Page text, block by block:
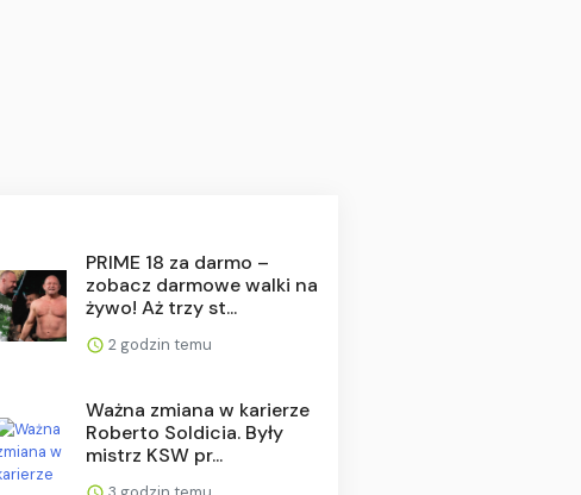
PRIME 18 za darmo –
zobacz darmowe walki na
żywo! Aż trzy st...
2 godzin temu
Ważna zmiana w karierze
Roberto Soldicia. Były
mistrz KSW pr...